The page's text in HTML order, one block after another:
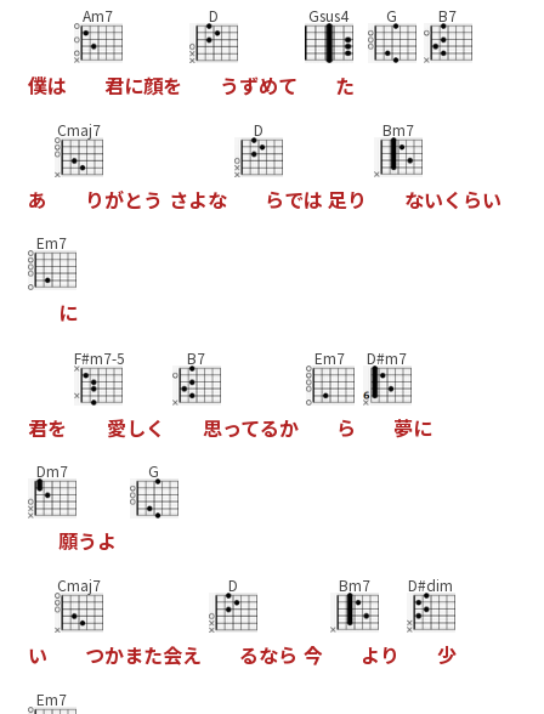
僕は
Am7
君に顔を
D
うずめて
Gsus4
た
G B7
あ
Cmaj7
りがとう さよな
D
らでは 足り
Bm7
ないく らい
Em7
に
君を
F#m7-5
愛しく
B7
思ってるか
Em7
ら
D#m7
夢に
Dm7
願う よ
G
い
Cmaj7
つかまた会え
D
るなら 今
Bm7
よ り
D#dim
少
Em7